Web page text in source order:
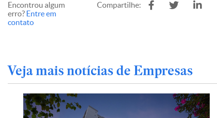
Encontrou algum
erro? Entre em
contato
Compartilhe:
Veja mais notícias de Empresas